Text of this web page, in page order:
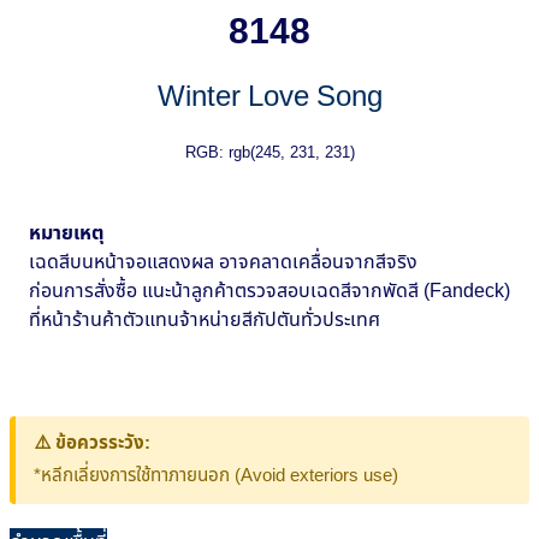
8148
Winter Love Song
RGB: rgb(245, 231, 231)
หมายเหตุ
เฉดสีบนหน้าจอแสดงผล อาจคลาดเคลื่อนจากสีจริง
ก่อนการสั่งซื้อ แนะน้าลูกค้าตรวจสอบเฉดสีจากพัดสี (Fandeck)
ที่หน้าร้านค้าตัวแทนจ้าหน่ายสีกัปตันทั่วประเทศ
⚠️ ข้อควรระวัง:
*หลีกเลี่ยงการใช้ทาภายนอก (Avoid exteriors use)